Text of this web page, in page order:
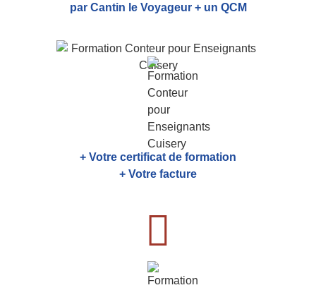
par Cantin le Voyageur + un QCM
+ Votre certificat de formation
+ Votre facture